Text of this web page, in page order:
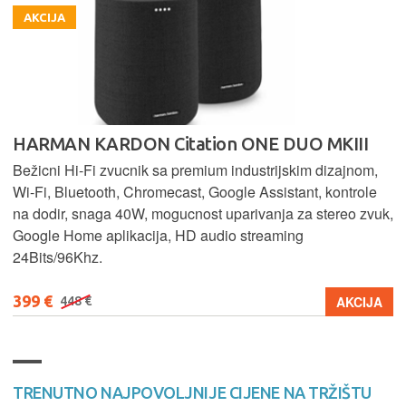
AKCIJA
HARMAN KARDON Citation ONE DUO MKIII
Bežicni Hi-Fi zvucnik sa premium industrijskim dizajnom,
Wi-Fi, Bluetooth, Chromecast, Google Assistant, kontrole
na dodir, snaga 40W, mogucnost uparivanja za stereo zvuk,
Google Home aplikacija, HD audio streaming
24Bits/96Khz.
399 € 448 € AKCIJA
TRENUTNO NAJPOVOLJNIJE CIJENE NA TRŽIŠTU